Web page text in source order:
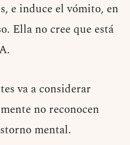
e induce el vómito, en
Ella no cree que está
va a considerar
no reconocen
mental.